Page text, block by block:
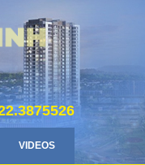
VIDEOS